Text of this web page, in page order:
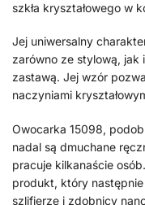
szkła kryształowego w
Jej uniwersalny
zarówno ze stylową, jak
zastawą. Jej wzór
naczyniami
Owocarka 15098,
nadal są dmuchane
pracuje kilkanaście
produkt, który
szlifierze i zdobnicy